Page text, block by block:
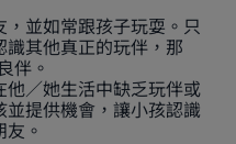
並如常跟孩子玩耍。只
其他真正的玩伴，那
伴。
／她生活中缺乏玩伴或
提供機會，讓小孩認識
。